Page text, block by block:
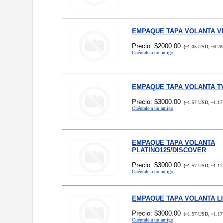
EMPAQUE TAPA VOLANTA
Precio: $2000.00 (~1.05 USD,
Cuéntale a un amigo
EMPAQUE TAPA VOLANTA
Precio: $3000.00 (~1.57 USD,
Cuéntale a un amigo
EMPAQUE TAPA VOLANTA
PLATINO125/DISCOVER
Precio: $3000.00 (~1.57 USD,
Cuéntale a un amigo
EMPAQUE TAPA VOLANTA
Precio: $3000.00 (~1.57 USD,
Cuéntale a un amigo